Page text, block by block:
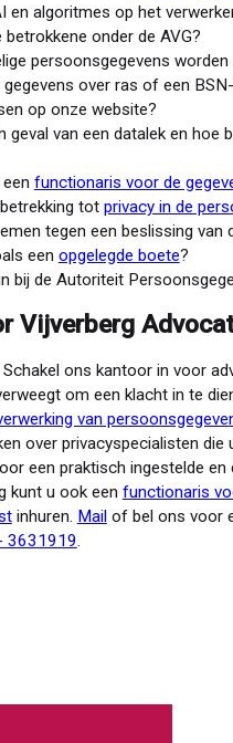
en algoritmes op het
onder de AVG?
persoonsgegevens
over ras of een
op onze website?
geval van een datalek en hoe
functionaris voor de
tot privacy in de
tegen een beslissing van
een opgelegde boete?
bij de Autoriteit
Vijverberg
ons kantoor in voor
om een klacht in te
van
over privacyspecialisten die
een praktisch ingestelde en
kunt u ook een functionaris
inhuren. Mailof bel ons voor
3631919.